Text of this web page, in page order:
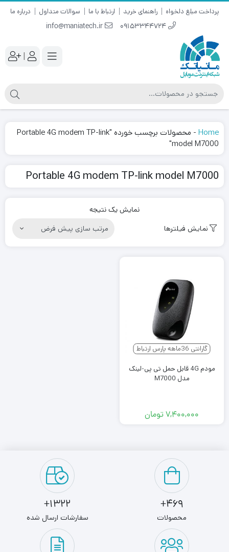
پرداخت مبلغ دلخواه راهنمای خرید ارتباط با ما سوالات متداول درباره ما
09153344724
info@maniatech.ir
|
Home
-
محصولات برچسب خورده "Portable 4G modem TP-link
model M7000"
Portable 4G modem TP-link model M7000
نمایش یک نتیجه
نمایش فیلترها
گارانتی 36ماهه پارس ارتباط
مودم 4G قابل حمل تی پی-لینک
مدل M7000
۷,۴۰۰,۰۰۰تومان
469+
محصولات
1322+
سفارشات ارسال شده